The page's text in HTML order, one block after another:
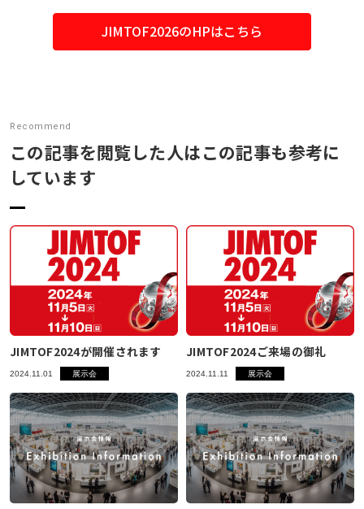
JIMTOF2026のHPはこちら
Recommend
この記事を閲覧した人はこの記事も参考に
しています
JIMTOF2024が開催されます
2024.11.01 展示会
JIMTOF2024ご来場の御礼
2024.11.11 展示会